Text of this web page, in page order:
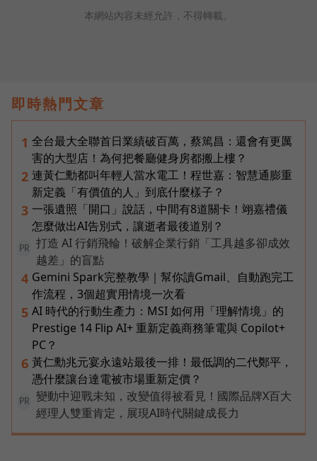
本網站內容未經允許，不得轉載。
即時熱門文章
1 全台最大全聯首日業績破百萬，蔡篤昌：還會有更厲
害的大型店！為何把餐廳健身房都搬上樓？
2 連黃仁勳都叫年輕人當水電工！程世嘉：智慧通膨重
新定義「有價值的人」到底什麼樣子？
3 一張遺照「開口」說話，中間有8道關卡！翊嘉禮儀
怎麼做出AI告別式，讓逝者最後道別？
PR
打造 AI 行銷飛輪！破解企業行銷「工具越多卻成效
越差」的盲點
4 Gemini Spark完整教學｜幫你讀Gmail、自動跑完工
作流程，3個超實用情境一次看
5 AI 時代的行動生產力：MSI 如何用「理解情境」的
Prestige 14 Flip AI+ 重新定義商務筆電與 Copilot+
PC？
6 黃仁勳兆元宴永遠站最後一排！最低調的二代鄭平，
憑什麼讓台達電被市場重新定價？
PR
變動中迎戰未知，改變值得被看見！國際品牌X百大
經理人雙重肯定，展現AI時代關鍵成長力